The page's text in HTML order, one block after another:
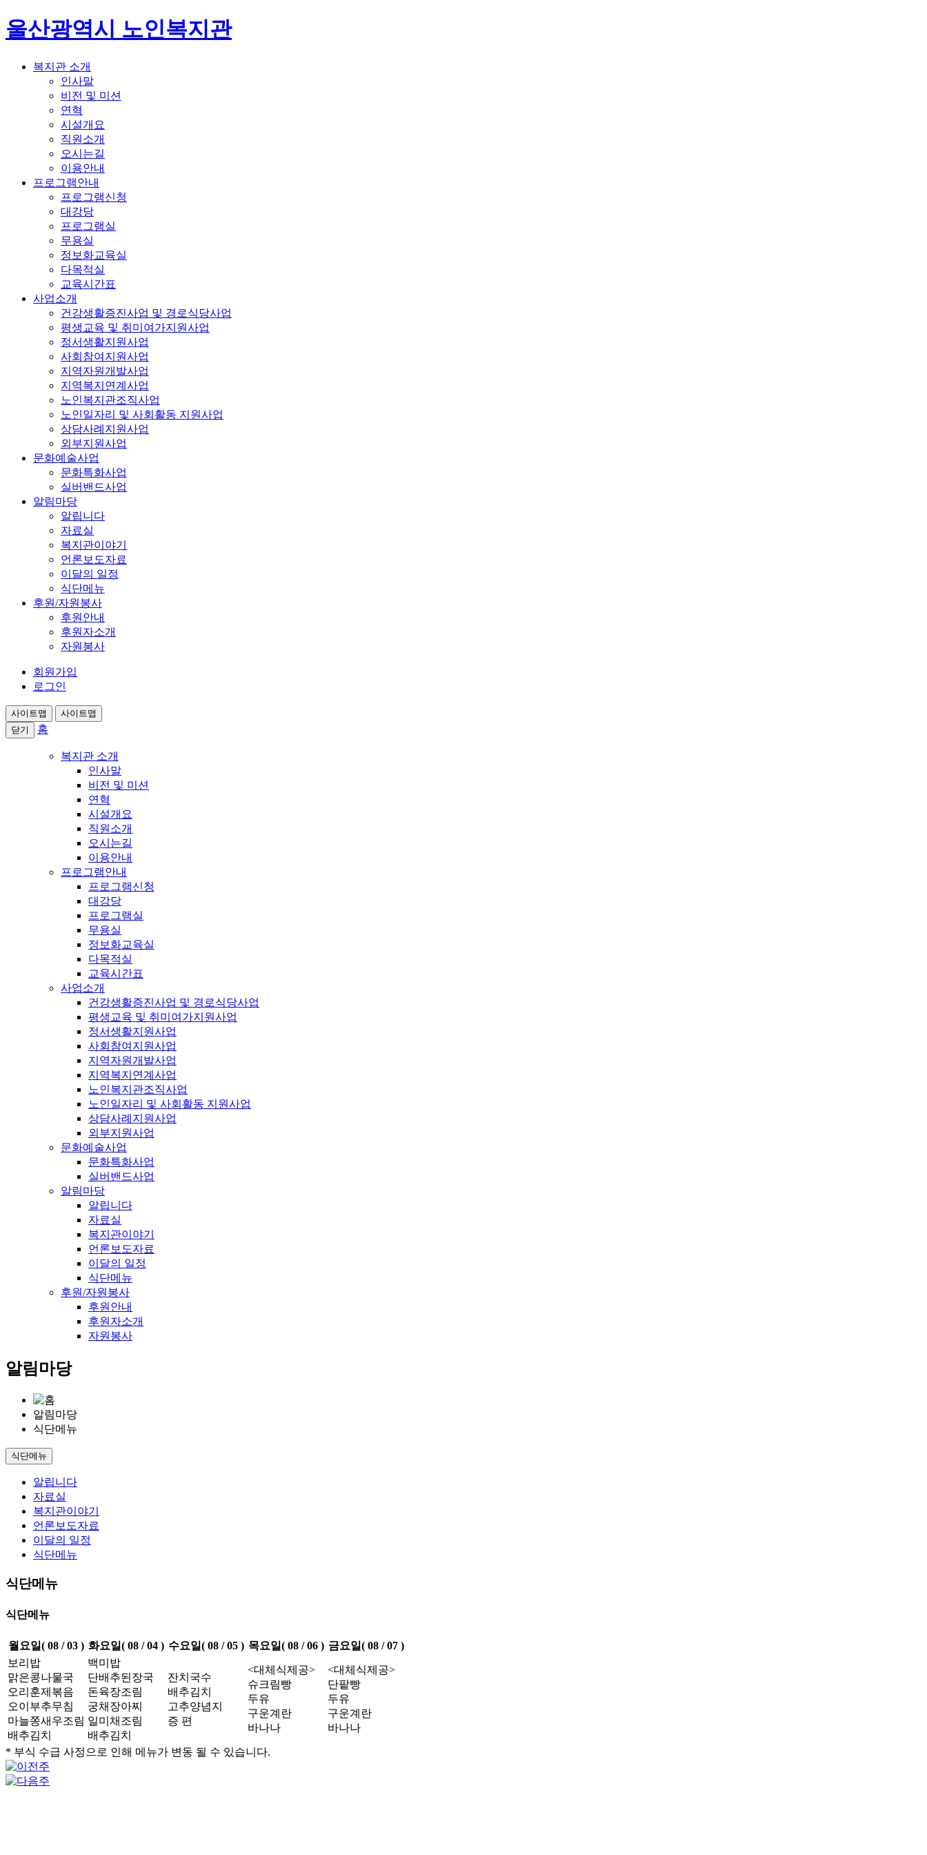
울산광역시 노인복지관
복지관 소개
인사말
비전 및 미션
연혁
시설개요
직원소개
오시는길
이용안내
프로그램안내
프로그램신청
대강당
프로그램실
무용실
정보화교육실
다목적실
교육시간표
사업소개
건강생활증진사업 및 경로식당사업
평생교육 및 취미여가지원사업
정서생활지원사업
사회참여지원사업
지역자원개발사업
지역복지연계사업
노인복지관조직사업
노인일자리 및 사회활동 지원사업
상담사례지원사업
외부지원사업
문화예술사업
문화특화사업
실버밴드사업
알림마당
알립니다
자료실
복지관이야기
언론보도자료
이달의 일정
식단메뉴
후원/자원봉사
후원안내
후원자소개
자원봉사
회원가입
로그인
사이트맵
사이트맵
닫기
홈
복지관 소개
인사말
비전 및 미션
연혁
시설개요
직원소개
오시는길
이용안내
프로그램안내
프로그램신청
대강당
프로그램실
무용실
정보화교육실
다목적실
교육시간표
사업소개
건강생활증진사업 및 경로식당사업
평생교육 및 취미여가지원사업
정서생활지원사업
사회참여지원사업
지역자원개발사업
지역복지연계사업
노인복지관조직사업
노인일자리 및 사회활동 지원사업
상담사례지원사업
외부지원사업
문화예술사업
문화특화사업
실버밴드사업
알림마당
알립니다
자료실
복지관이야기
언론보도자료
이달의 일정
식단메뉴
후원/자원봉사
후원안내
후원자소개
자원봉사
알림마당
알림마당
식단메뉴
식단메뉴
알립니다
자료실
복지관이야기
언론보도자료
이달의 일정
식단메뉴
식단메뉴
식단메뉴
월요일( 08 / 03 ) 화요일( 08 / 04 ) 수요일( 08 / 05 ) 목요일( 08 / 06 ) 금요일( 08 / 07 )
보리밥
맑은콩나물국
오리훈제볶음
오이부추무침
마늘쫑새우조림
배추김치
백미밥
단배추된장국
돈육장조림
궁채장아찌
일미채조림
배추김치
잔치국수
배추김치
고추양념지
증 편
<대체식제공>
슈크림빵
두유
구운계란
바나나
<대체식제공>
단팥빵
두유
구운계란
바나나
* 부식 수급 사정으로 인해 메뉴가 변동 될 수 있습니다.